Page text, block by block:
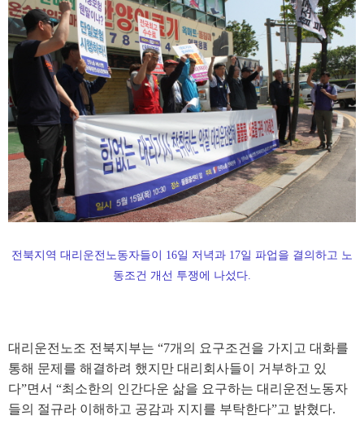
전북지역 대리운전노동자들이 16일 저녁과 17일 파업을 결의하고 노
동조건 개선 투쟁에 나섰다.
대리운전노조 전북지부는 “7개의 요구조건을 가지고 대화를
통해 문제를 해결하려 했지만 대리회사들이 거부하고 있
다”면서 “최소한의 인간다운 삶을 요구하는 대리운전노동자
들의 절규라 이해하고 공감과 지지를 부탁한다”고 밝혔다.